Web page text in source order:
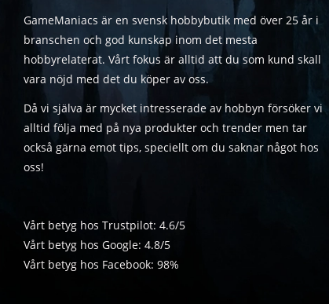
GameManiacs är en svensk hobbybutik med över 25 år i
branschen och god kunskap inom det mesta
hobbyrelaterat. Vårt fokus är alltid att du som kund skall
vara nöjd med det du köper av oss.
Då vi själva är mycket intresserade av hobbyn försöker vi
alltid följa med på nya produkter och trender men tar
också gärna emot tips, speciellt om du saknar något hos
oss!
Vårt betyg hos Trustpilot: 4.6/5
Vårt betyg hos Google: 4.8/5
Vårt betyg hos Facebook: 98%